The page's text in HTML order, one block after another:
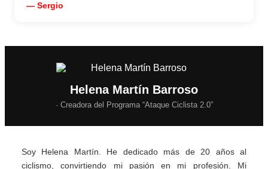
— Sergio
Helena Martín Barroso
· Creadora del Programa “Ataque Ciclista 2.0”
Soy Helena Martín. He dedicado más de 20 años al
ciclismo, convirtiendo mi pasión en mi profesión. Mi